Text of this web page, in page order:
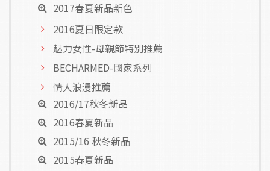
2017春夏新品新色
2016夏日限定款
魅力女性-母親節特別推薦
BECHARMED-國家系列
情人浪漫推薦
2016/17秋冬新品
2016春夏新品
2015/16 秋冬新品
2015春夏新品